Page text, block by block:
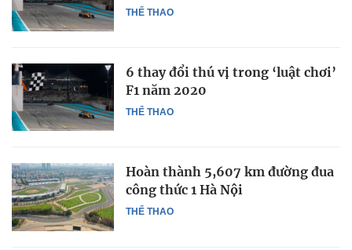
THỂ THAO
THỂ THAO
6 thay đổi thú vị trong ‘luật chơi’
F1 năm 2020
THỂ THAO
Hoàn thành 5,607 km đường đua
công thức 1 Hà Nội